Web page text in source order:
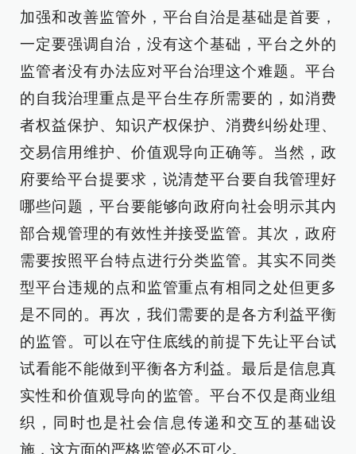
加强和改善监管外，平台自治是基础是首要，
一定要强调自治，没有这个基础，平台之外的
监管者没有办法应对平台治理这个难题。平台
的自我治理重点是平台生存所需要的，如消费
者权益保护、知识产权保护、消费纠纷处理、
交易信用维护、价值观导向正确等。当然，政
府要给平台提要求，说清楚平台要自我管理好
哪些问题，平台要能够向政府向社会明示其内
部合规管理的有效性并接受监管。其次，政府
需要按照平台特点进行分类监管。其实不同类
型平台违规的点和监管重点有相同之处但更多
是不同的。再次，我们需要的是各方利益平衡
的监管。可以在守住底线的前提下先让平台试
试看能不能做到平衡各方利益。最后是信息真
实性和价值观导向的监管。平台不仅是商业组
织，同时也是社会信息传递和交互的基础设
施，这方面的严格监管必不可少。